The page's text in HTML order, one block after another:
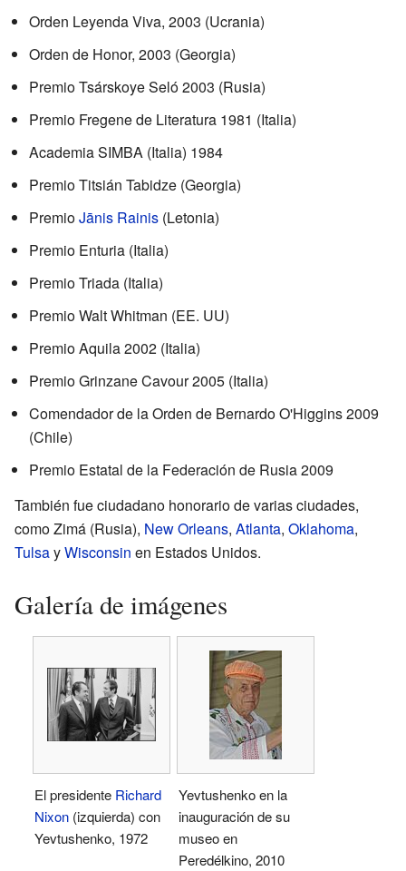
Orden Leyenda Viva, 2003 (Ucrania)
Orden de Honor, 2003 (Georgia)
Premio Tsárskoye Seló 2003 (Rusia)
Premio Fregene de Literatura 1981 (Italia)
Academia SIMBA (Italia) 1984
Premio Titsián Tabidze (Georgia)
PremioJānis Rainis (Letonia)
Premio Enturia (Italia)
Premio Triada (Italia)
Premio Walt Whitman (EE. UU)
Premio Aquila 2002 (Italia)
Premio Grinzane Cavour 2005 (Italia)
Comendador de la Orden de Bernardo O'Higgins 2009
(Chile)
Premio Estatal de la Federación de Rusia 2009
También fue ciudadano honorario de varias ciudades,
como Zimá (Rusia), New Orleans, Atlanta, Oklahoma,
TulsayWisconsin en Estados Unidos.
Galería de imágenes
El presidente Richard
Nixon (izquierda) con
Yevtushenko, 1972
Yevtushenko en la
inauguración de su
museo en
Peredélkino, 2010